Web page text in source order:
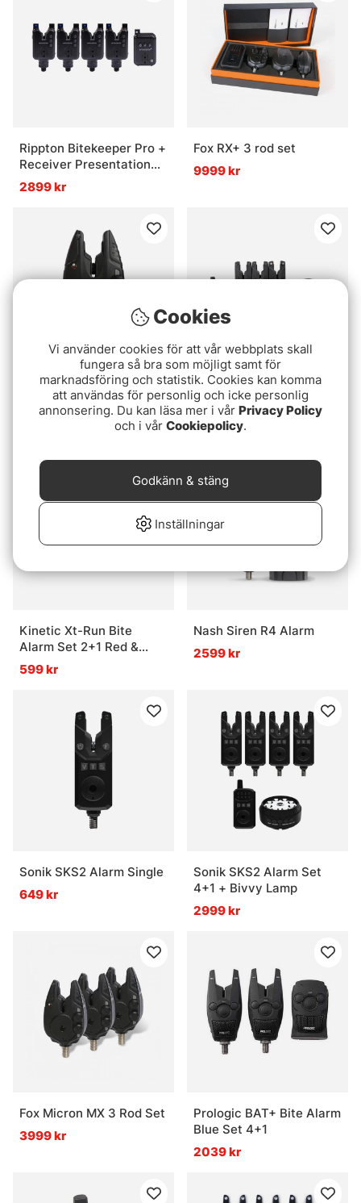
Rippton Bitekeeper Pro +
Receiver Presentation
Kit - 4 Rod
2899 kr
Fox RX+ 3 rod set
9999 kr
Fox Micron MX
1099 kr
Sonik SKS2 Alarm Set
3+1 + Bivvy Lamp
2499 kr
Kinetic Xt-Run Bite
Alarm Set 2+1 Red &
Yellow
599 kr
Nash Siren R4 Alarm
2599 kr
Sonik SKS2 Alarm Single
649 kr
Sonik SKS2 Alarm Set
4+1 + Bivvy Lamp
2999 kr
Fox Micron MX 3 Rod Set
3999 kr
Prologic BAT+ Bite Alarm
Blue Set 4+1
2039 kr
Cookies
Vi använder cookies för att vår webbplats skall
fungera så bra som möjligt samt för
marknadsföring och statistik. Cookies kan komma
att användas för personlig och icke personlig
annonsering. Du kan läsa mer i vår Privacy Policy
och i vår Cookiepolicy.
Inställningar
Godkänn & stäng